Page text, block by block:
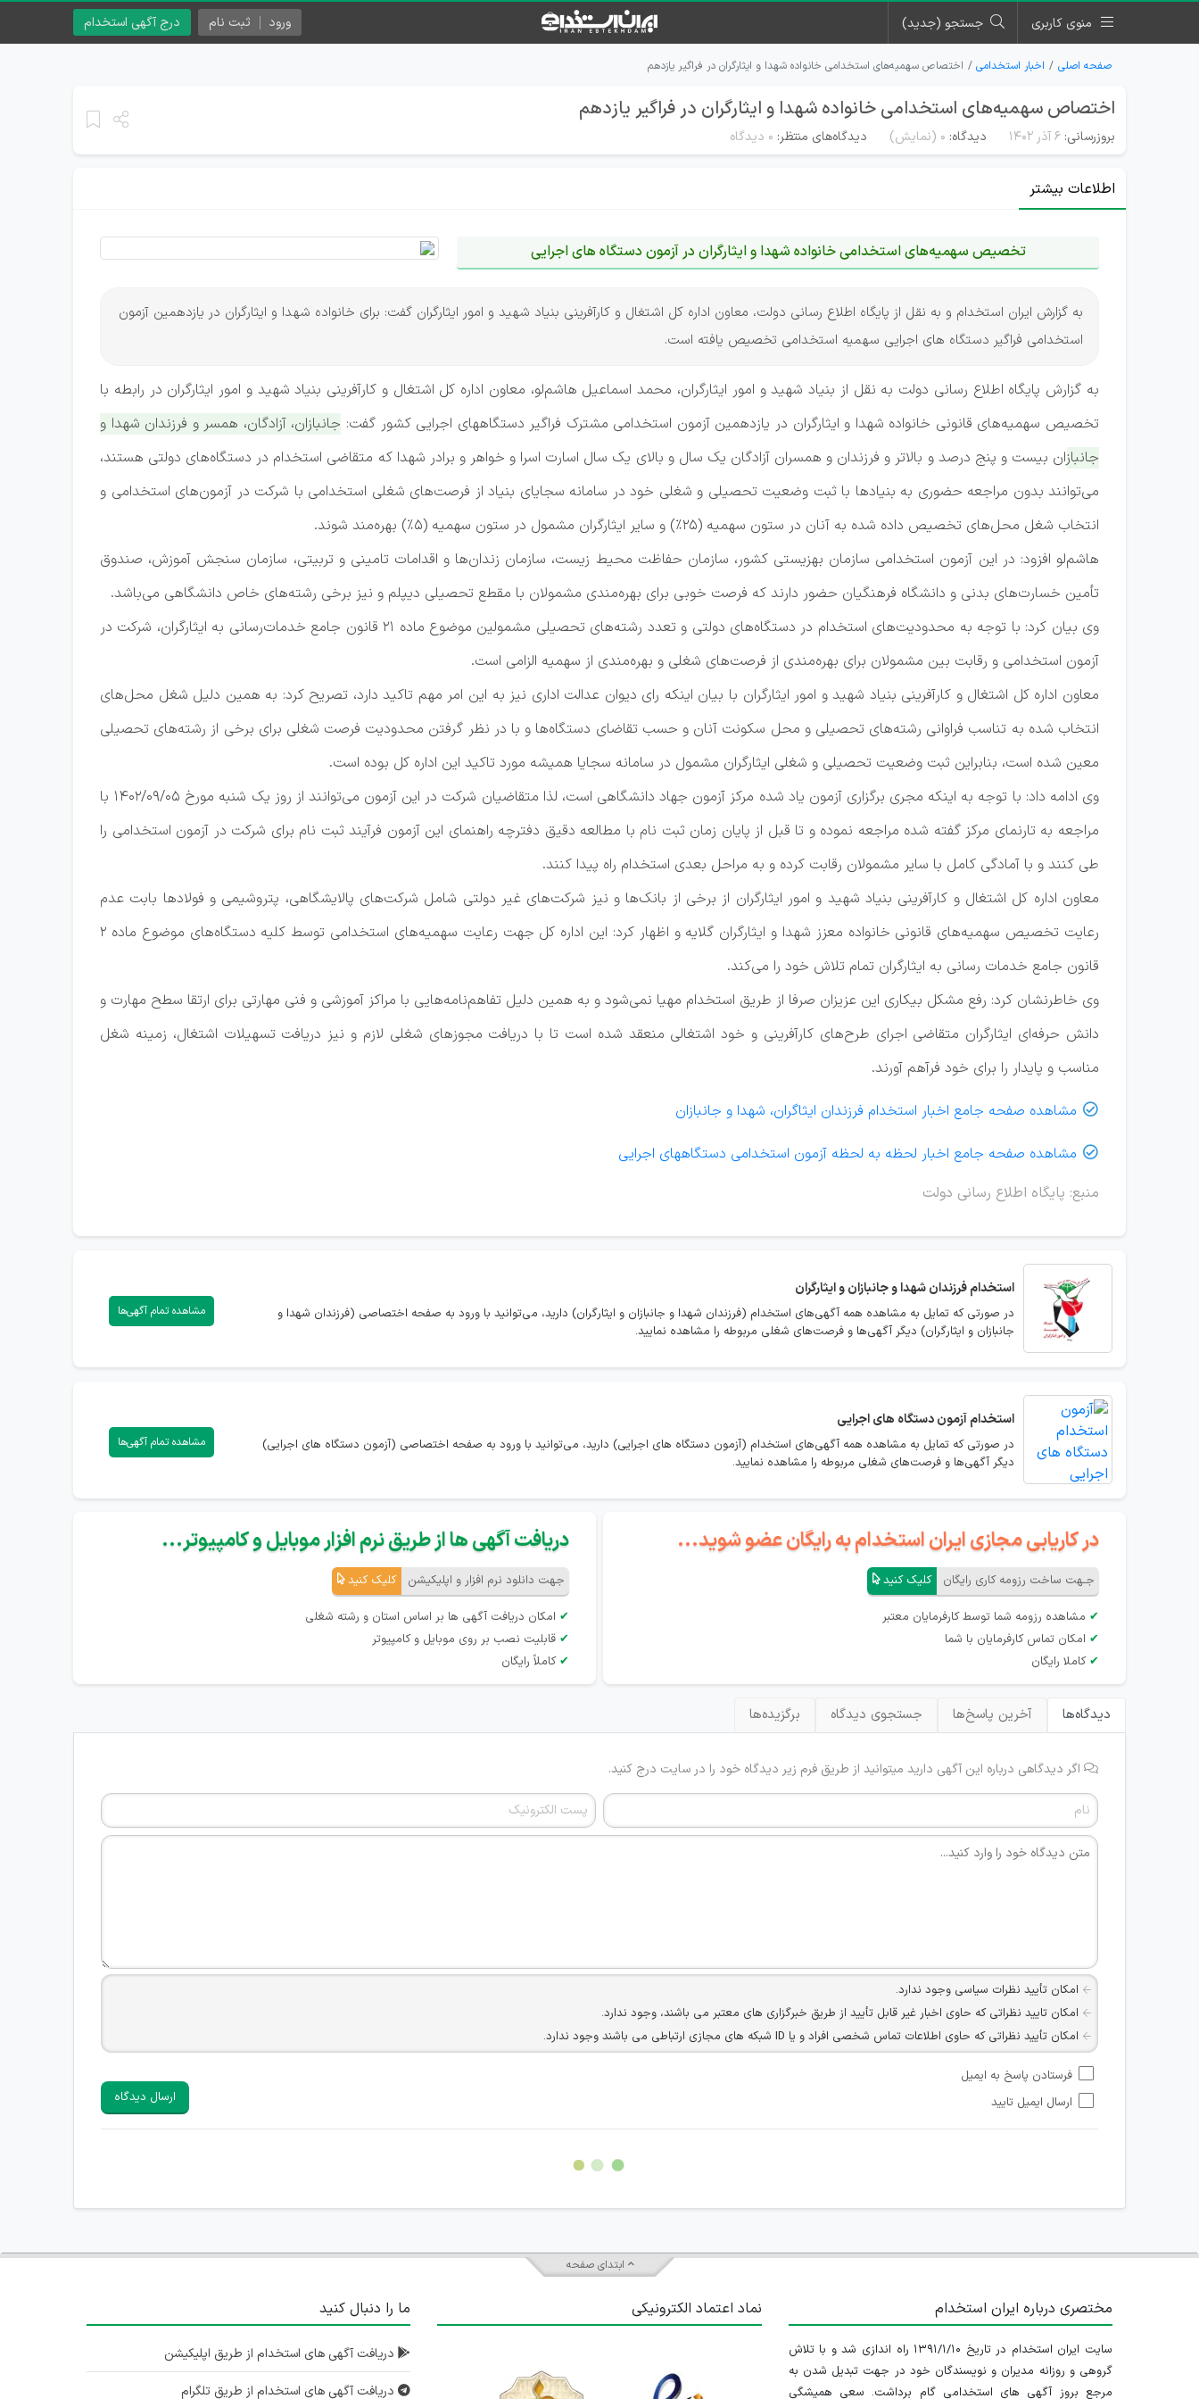
منوی کاربری جستجو (جدید) درج آگهی استخدام ورود ثبت نام
صفحه اصلی اخبار استخدامی اختصاص سهمیه‌های استخدامی خانواده‌ شهدا و ایثارگران در فراگیر یازدهم
اختصاص سهمیه‌های استخدامی خانواده‌ شهدا و ایثارگران در فراگیر یازدهم
بروزرسانی: ۶ آذر ۱۴۰۲ دیدگاه: 0 (نمایش) دیدگاه‌های منتظر: ۰ دیدگاه
اطلاعات بیشتر
تخصیص سهمیه‌های استخدامی خانواده‌ شهدا و ایثارگران در آزمون دستگاه های اجرایی
به گزارش ایران استخدام و به نقل از پایگاه اطلاع رسانی دولت، معاون اداره کل اشتغال و کارآفرینی بنیاد شهید و امور ایثارگران گفت: برای خانواده‌ شهدا و ایثارگران در یازدهمین آزمون
استخدامی فراگیر دستگاه های اجرایی سهمیه استخدامی تخصیص یافته است.
به گزارش پایگاه اطلاع رسانی دولت به نقل از بنیاد شهید و امور ایثارگران، محمد اسماعیل هاشم‌لو، معاون اداره کل اشتغال و کارآفرینی بنیاد شهید و امور ایثارگران در رابطه با
تخصیص سهمیه‌های قانونی خانواده شهدا و ایثارگران در یازدهمین آزمون استخدامی مشترک فراگیر دستگاههای اجرایی کشور گفت: جانبازان، آزادگان، همسر و فرزندان شهدا و
جانبازان بیست و پنج درصد و بالاتر و فرزندان و همسران آزادگان یک سال و بالای یک سال اسارت اسرا و خواهر و برادر شهدا که متقاضی استخدام در دستگاه‌های دولتی هستند،
می‌توانند بدون مراجعه حضوری به بنیادها با ثبت وضعیت تحصیلی و شغلی خود در سامانه سجایای بنیاد از فرصت‌های شغلی استخدامی با شرکت در آزمون‌های استخدامی و
انتخاب شغل محل‌های تخصیص داده شده به آنان در ستون سهمیه (۲۵٪) و سایر ایثارگران مشمول در ستون سهمیه (۵٪) بهره‌مند شوند.
هاشم‌لو افزود: در این آزمون استخدامی سازمان بهزیستی کشور، سازمان حفاظت محیط زیست، سازمان زندان‌ها و اقدامات تامینی و تربیتی، سازمان سنجش آموزش، صندوق
تأمین خسارت‌های بدنی و دانشگاه فرهنگیان حضور دارند که فرصت خوبی برای بهره‌مندی مشمولان با مقطع تحصیلی دیپلم و نیز برخی رشته‌های خاص دانشگاهی می‌باشد.
وی بیان کرد: با توجه به محدودیت‌های استخدام در دستگاه‌های دولتی و تعدد رشته‌های تحصیلی مشمولین موضوع ماده ۲۱ قانون جامع خدمات‌رسانی به ایثارگران، شرکت در
آزمون استخدامی و رقابت بین مشمولان برای بهره‌مندی از فرصت‌های شغلی و بهره‌مندی از سهمیه الزامی است.
معاون اداره کل اشتغال و کارآفرینی بنیاد شهید و امور ایثارگران با بیان اینکه رای دیوان عدالت اداری نیز به این امر مهم تاکید دارد، تصریح کرد: به همین دلیل شغل محل‌های
انتخاب شده به تناسب فراوانی رشته‌های تحصیلی و محل سکونت آنان و حسب تقاضای دستگاه‌ها و با در نظر گرفتن محدودیت فرصت شغلی برای برخی از رشته‌های تحصیلی
معین شده است، بنابراین ثبت وضعیت تحصیلی و شغلی ایثارگران مشمول در سامانه سجایا همیشه مورد تاکید این اداره کل بوده است.
وی ادامه داد: با توجه به اینکه مجری برگزاری آزمون یاد شده مرکز آزمون جهاد دانشگاهی است، لذا متقاضیان شرکت در این آزمون می‌توانند از روز یک شنبه مورخ ۱۴۰۲/۰۹/۰۵ با
مراجعه به تارنمای مرکز گفته شده مراجعه نموده و تا قبل از پایان زمان ثبت نام با مطالعه دقیق دفترچه راهنمای این آزمون فرآیند ثبت نام برای شرکت در آزمون استخدامی را
طی کنند و با آمادگی کامل با سایر مشمولان رقابت کرده و به مراحل بعدی استخدام راه پیدا کنند.
معاون اداره کل اشتغال و کارآفرینی بنیاد شهید و امور ایثارگران از برخی از بانک‌ها و نیز شرکت‌های غیر دولتی شامل شرکت‌های پالایشگاهی، پتروشیمی و فولادها بابت عدم
رعایت تخصیص سهمیه‌های قانونی خانواده معزز شهدا و ایثارگران گلایه و اظهار کرد: این اداره کل جهت رعایت سهمیه‌های استخدامی توسط کلیه دستگاه‌های موضوع ماده ۲
قانون جامع خدمات رسانی به ایثارگران تمام تلاش خود را می‌کند.
وی خاطرنشان کرد: رفع مشکل بیکاری این عزیزان صرفا از طریق استخدام مهیا نمی‌شود و به همین دلیل تفاهم‌نامه‌هایی با مراکز آموزشی و فنی مهارتی برای ارتقا سطح مهارت و
دانش حرفه‌ای ایثارگران متقاضی اجرای طرح‌های کارآفرینی و خود اشتغالی منعقد شده است تا با دریافت مجوزهای شغلی لازم و نیز دریافت تسهیلات اشتغال، زمینه شغل
مناسب و پایدار را برای خود فرآهم آورند.
 مشاهده صفحه جامع اخبار استخدام فرزندان ایثاگران، شهدا و جانبازان
 مشاهده صفحه جامع اخبار لحظه به لحظه آزمون استخدامی دستگاههای اجرایی
منبع: پایگاه اطلاع رسانی دولت
استخدامفرزندان شهدا و جانبازان و ایثارگران
در صورتی که تمایل به مشاهده همه آگهی‌های استخدام (فرزندان شهدا و جانبازان و ایثارگران) دارید، می‌توانید با ورود به صفحه اختصاصی (فرزندان شهدا و
جانبازان و ایثارگران) دیگر آگهی‌ها و فرصت‌های شغلی مربوطه را مشاهده نمایید.
مشاهده تمام آگهی‌ها
استخدامآزمون دستگاه های اجرایی
در صورتی که تمایل به مشاهده همه آگهی‌های استخدام (آزمون دستگاه های اجرایی) دارید، می‌توانید با ورود به صفحه اختصاصی (آزمون دستگاه های اجرایی)
دیگر آگهی‌ها و فرصت‌های شغلی مربوطه را مشاهده نمایید.
مشاهده تمام آگهی‌ها
در کاریابی مجازی ایران استخدام به رایگان عضو شوید...
جـهت ساخت رزومه کاری رایگان کلیک کنید
✔ مشاهده رزومه شما توسط کارفرمایان معتبر
✔ امکان تماس کارفرمایان با شما
✔ کاملا رایگان
دریافت آگهی ها از طریق نرم افزار موبایل و کامپیوتر...
جهت دانلود نرم افزار و اپلیکیشن کلیک کنید
✔ امکان دریافت آگهی ها بر اساس استان و رشته شغلی
✔ قابلیت نصب بر روی موبایل و کامپیوتر
✔ کاملاً رایگان
دیدگاه‌ها آخرین پاسخ‌ها جستجوی دیدگاه برگزیده‌ها
اگر دیدگاهی درباره این آگهی دارید میتوانید از طریق فرم زیر دیدگاه خود را در سایت درج کنید.
امکان تأیید نظرات سیاسی وجود ندارد.
امکان تایید نظراتی که حاوی اخبار غیر قابل تأیید از طریق خبرگزاری های معتبر می باشند، وجود ندارد.
امکان تأیید نظراتی که حاوی اطلاعات تماس شخصی افراد و یا ID شبکه های مجازی ارتباطی می باشند وجود ندارد.
هرگونه تحریک، تحقیر و کنایه به سایر افراد (مسئول و غیر مسئول) غیر مجاز می باشد.
امکان هماهنگی برای هرگونه ملاقات حضوری چه به صورت دسته جمعی و چه فردی توسط کاربران سایت وجود ندارد.
فرستادن پاسخ به ایمیل
ارسال ایمیل تایید
ارسال دیدگاه
ابتدای صفحه
مختصری درباره ایران استخدام
سایت ایران استخدام در تاریخ ۱۳۹۱/۱/۱۰ راه اندازی شد و با تلاش
گروهی و روزانه مدیران و نویسندگان خود در جهت تبدیل شدن به
مرجع بروز آگهی های استخدامی گام برداشت. سعی همیشگی
نماد اعتماد الکترونیکی ما را دنبال کنید
دریافت آگهی های استخدام از طریق اپلیکیشن
دریافت آگهی های استخدام از طریق تلگرام